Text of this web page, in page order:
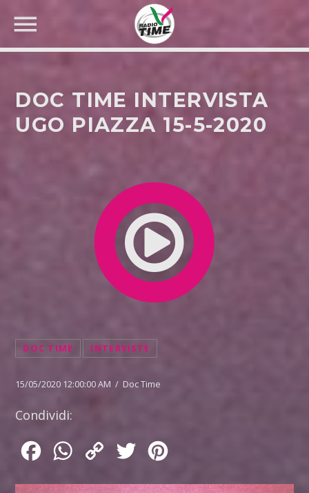
DOC TIME INTERVISTA
UGO PIAZZA 15-5-2020
DOC TIME INTERVISTE
15/05/2020 12:00:00 AM / Doc Time
Condividi:
FacebookWhatsApp
Copy
Twitter